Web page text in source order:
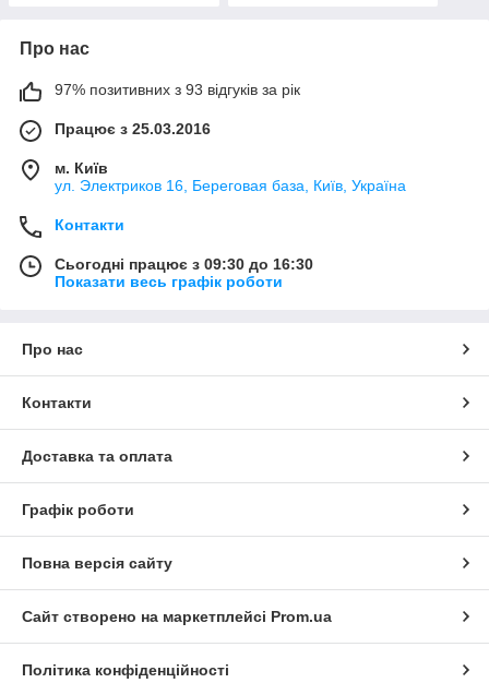
Про нас
97% позитивних з 93 відгуків за рік
Працює з 25.03.2016
м. Київ
ул. Электриков 16, Береговая база, Київ, Україна
Контакти
Сьогодні працює з 09:30 до 16:30
Показати весь графік роботи
Про нас
Контакти
Доставка та оплата
Графік роботи
Повна версія сайту
Сайт створено на маркетплейсі Prom.ua
Політика конфіденційності